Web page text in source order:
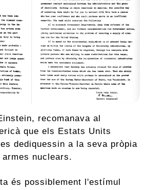
recomanava al
que els Estats Units
dediquessin a la seva pròpia
nuclears.
és possiblement l'estímul